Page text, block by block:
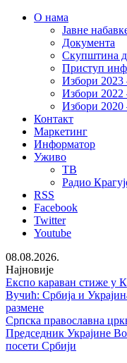
О нама
Јавне
Документа
Скупштина
Приступ
Избори 2023
Избори 2022
Избори 2020
Контакт
Маркетинг
Информатор
Уживо
ТВ
Радио
RSS
Facebook
Twitter
Youtube
08.08.2026.
Најновије
Експо караван стиже у
Вучић: Србија и
размене
Српска православна
Председник Украјине
посети Србији